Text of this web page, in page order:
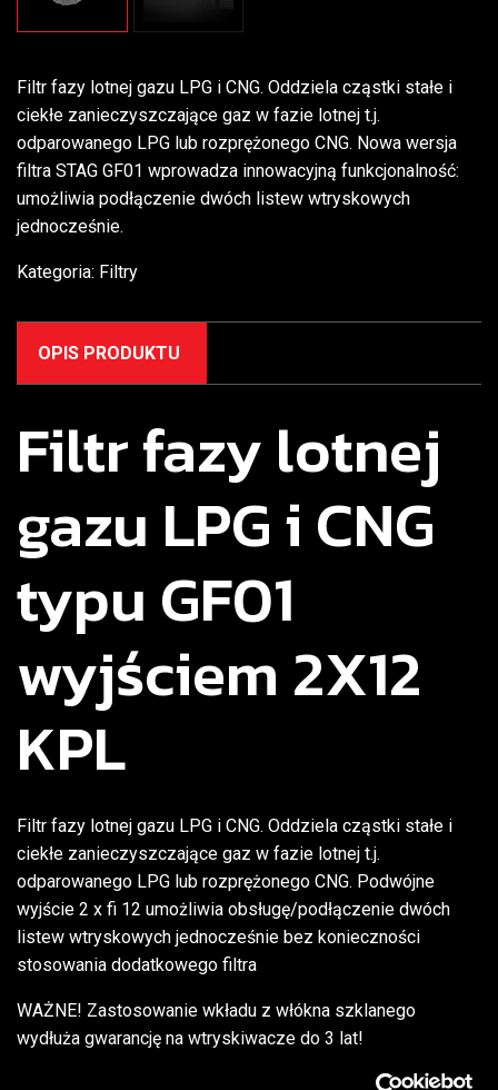
Filtr fazy lotnej gazu LPG i CNG. Oddziela cząstki stałe i
ciekłe zanieczyszczające gaz w fazie lotnej t.j.
odparowanego LPG lub rozprężonego CNG. Nowa wersja
filtra STAG GF01 wprowadza innowacyjną funkcjonalność:
umożliwia podłączenie dwóch listew wtryskowych
jednocześnie.
Kategoria: Filtry
OPIS PRODUKTU
Filtr fazy lotnej
gazu LPG i CNG
typu GF01
wyjściem 2X12
KPL
Filtr fazy lotnej gazu LPG i CNG. Oddziela cząstki stałe i
ciekłe zanieczyszczające gaz w fazie lotnej t.j.
odparowanego LPG lub rozprężonego CNG. Podwójne
wyjście 2 x fi 12 umożliwia obsługę/podłączenie dwóch
listew wtryskowych jednocześnie bez konieczności
stosowania dodatkowego filtra
WAŻNE! Zastosowanie wkładu z włókna szklanego
wydłuża gwarancję na wtryskiwacze do 3 lat!